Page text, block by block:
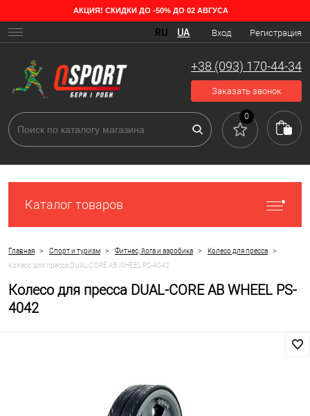
АКЦИЯ! СКИДКИ ДО -50% ДО 02 АВГУСА
Вход Регистрация
RU UA
+38 (093) 170-44-34
Заказать звонок
0
Каталог товаров
Главная > Спорт и туризм > Фитнес, йога и аэробика > Колесо для пресса >
Колесо для пресса DUAL-CORE AB WHEEL PS-4042
Колесо для пресса DUAL-CORE AB WHEEL PS-
4042